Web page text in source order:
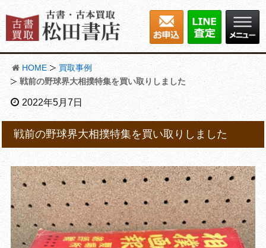
HOME
買取事例
戦前の野球界大相撲特集を買い取りしました
2022年5月7日
戦前の野球界大相撲特集を買い取りしました